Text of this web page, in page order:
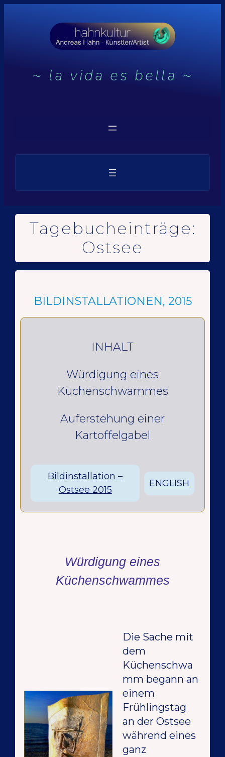
~ la vida es bella ~
Tagebucheinträge:
Ostsee
BILDINSTALLATIONEN, 2015
INHALT
Würdigung eines
Küchenschwammes
Auferstehung einer
Kartoffelgabel
Bildinstallation –
Ostsee 2015
ENGLISH
Würdigung eines
Küchenschwammes
Die Sache mit
dem
Küchenschwa
mm begann an
einem
Frühlingstag
an der Ostsee
während eines
ganz